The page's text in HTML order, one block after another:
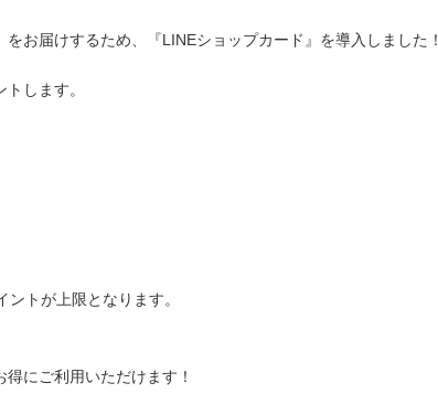
お届けするため、『LINEショップカード』を導入しました！
します。
トが上限となります。
にご利用いただけます！